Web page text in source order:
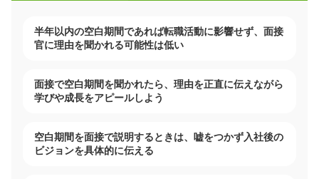
半年以内の空白期間であれば転職活動に影響せず、面接
官に理由を聞かれる可能性は低い
面接で空白期間を聞かれたら、理由を正直に伝えながら
学びや成長をアピールしよう
空白期間を面接で説明するときは、嘘をつかず入社後の
ビジョンを具体的に伝える